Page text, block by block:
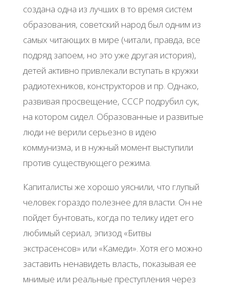
создана одна из лучших в то время систем
образования, советский народ был одним из
самых читающих в мире (читали, правда, все
подряд запоем, но это уже другая история),
детей активно привлекали вступать в кружки
радиотехников, конструкторов и пр. Однако,
развивая просвещение, СССР подрубил сук,
на котором сидел. Образованные и развитые
люди не верили серьезно в идею
коммунизма, и в нужный момент выступили
против существующего режима.
Капиталисты же хорошо уяснили, что глупый
человек гораздо полезнее для власти. Он не
пойдет бунтовать, когда по телику идет его
любимый сериал, эпизод «Битвы
экстрасенсов» или «Камеди». Хотя его можно
заставить ненавидеть власть, показывая ее
мнимые или реальные преступления через